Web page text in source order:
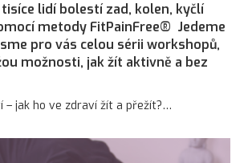
lidí bolestí zad, kolen, kyčlí
metody FitPainFree® Jedeme
pro vás celou sérii workshopů,
možnosti, jak žít aktivně a bez
– jak ho ve zdraví žít a přežít?…